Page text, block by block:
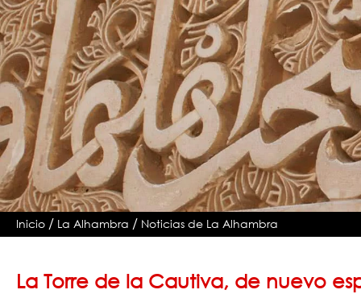
Inicio / La Alhambra / Noticias de La Alhambra
La Torre de la Cautiva, de nuevo